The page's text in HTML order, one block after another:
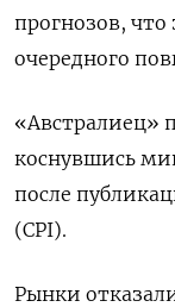
прогнозов,
очередного
«Австралиец»
коснувшись
после
(CPI).
Рынки